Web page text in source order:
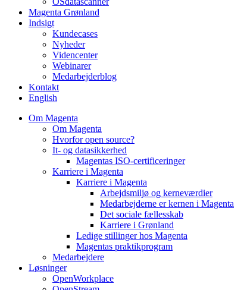
Magenta Grønland
Indsigt
Kundecases
Nyheder
Videncenter
Webinarer
Medarbejderblog
Kontakt
English
Om Magenta
Om Magenta
Hvorfor open source?
It- og datasikkerhed
Magentas ISO-certificeringer
Karriere i Magenta
Karriere i Magenta
Arbejdsmiljø og kerneværdier
Medarbejderne er kernen i Magenta
Det sociale fællesskab
Karriere i Grønland
Ledige stillinger hos Magenta​
Magentas praktikprogram
Medarbejdere
Løsninger
OpenWorkplace